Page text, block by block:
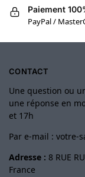
Paiement
PayPal /
CONTACT
Une question ou
une réponse en
et 17h
Par e-mail : votre-
Adresse : 8 RUE
France